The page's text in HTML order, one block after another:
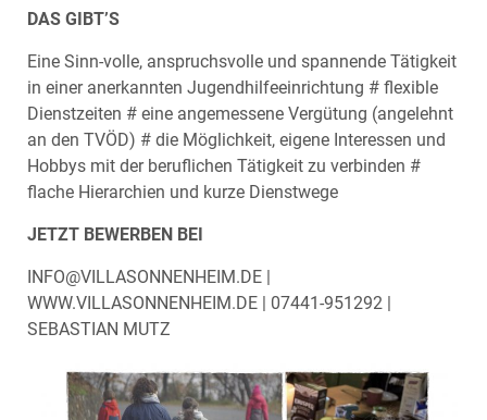
DAS GIBT’S
Eine Sinn-volle, anspruchsvolle und spannende Tätigkeit
in einer anerkannten Jugendhilfeeinrichtung # flexible
Dienstzeiten # eine angemessene Vergütung (angelehnt
an den TVÖD) # die Möglichkeit, eigene Interessen und
Hobbys mit der beruflichen Tätigkeit zu verbinden #
flache Hierarchien und kurze Dienstwege
JETZT BEWERBEN BEI
INFO@VILLASONNENHEIM.DE |
WWW.VILLASONNENHEIM.DE | 07441-951292 |
SEBASTIAN MUTZ